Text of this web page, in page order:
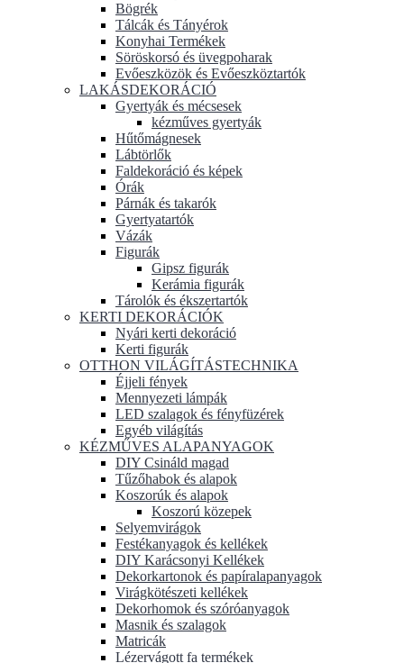
Bögrék
Tálcák és Tányérok
Konyhai Termékek
Söröskorsó és üvegpoharak
Evőeszközök és Evőeszköztartók
LAKÁSDEKORÁCIÓ
Gyertyák és mécsesek
kézműves gyertyák
Hűtőmágnesek
Lábtörlők
Faldekoráció és képek
Órák
Párnák és takarók
Gyertyatartók
Vázák
Figurák
Gipsz figurák
Kerámia figurák
Tárolók és ékszertartók
KERTI DEKORÁCIÓK
Nyári kerti dekoráció
Kerti figurák
OTTHON VILÁGÍTÁSTECHNIKA
Éjjeli fények
Mennyezeti lámpák
LED szalagok és fényfüzérek
Egyéb világítás
KÉZMŰVES ALAPANYAGOK
DIY Csináld magad
Tűzőhabok és alapok
Koszorúk és alapok
Koszorú közepek
Selyemvirágok
Festékanyagok és kellékek
DIY Karácsonyi Kellékek
Dekorkartonok és papíralapanyagok
Virágkötészeti kellékek
Dekorhomok és szóróanyagok
Masnik és szalagok
Matricák
Lézervágott fa termékek